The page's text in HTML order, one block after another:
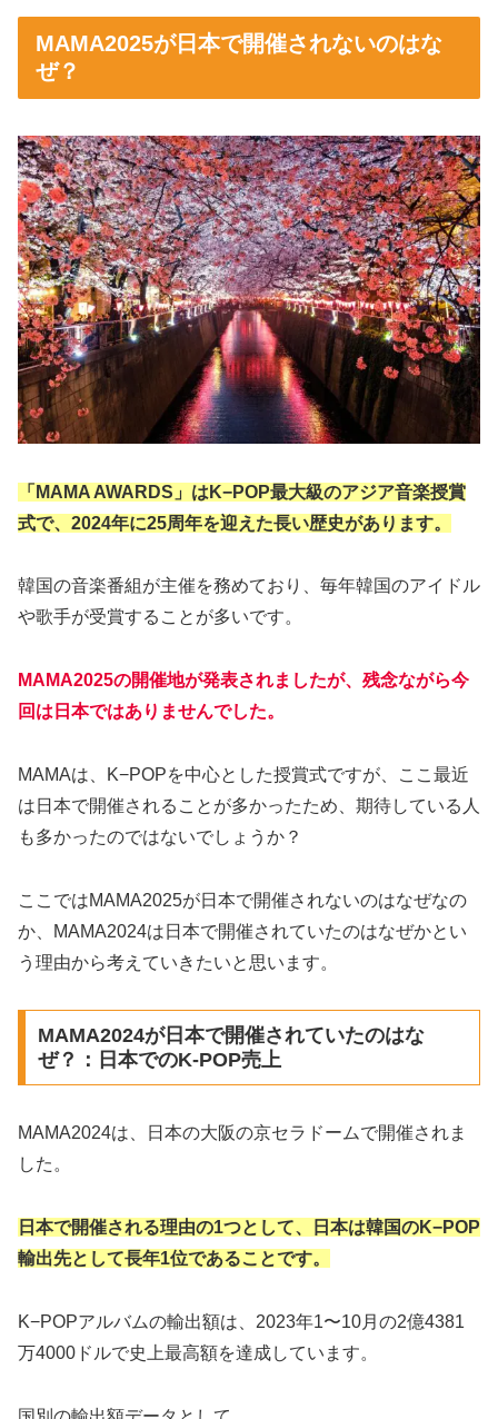
MAMA2025が日本で開催されないのはな
ぜ？
「MAMA AWARDS」はK−POP最大級のアジア音楽授賞
式で、2024年に25周年を迎えた長い歴史があります。
韓国の音楽番組が主催を務めており、毎年韓国のアイドル
や歌手が受賞することが多いです。
MAMA2025の開催地が発表されましたが、残念ながら今
回は日本ではありませんでした。
MAMAは、K−POPを中心とした授賞式ですが、ここ最近
は日本で開催されることが多かったため、期待している人
も多かったのではないでしょうか？
ここではMAMA2025が日本で開催されないのはなぜなの
か、MAMA2024は日本で開催されていたのはなぜかとい
う理由から考えていきたいと思います。
MAMA2024が日本で開催されていたのはな
ぜ？：日本でのK-POP売上
MAMA2024は、日本の大阪の京セラドームで開催されま
した。
日本で開催される理由の1つとして、日本は韓国のK−POP
輸出先として長年1位であることです。
K−POPアルバムの輸出額は、2023年1〜10月の2億4381
万4000ドルで史上最高額を達成しています。